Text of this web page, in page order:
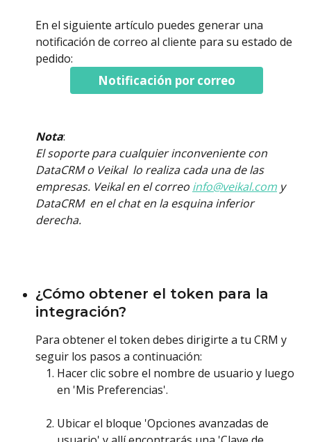
En el siguiente artículo puedes generar una
notificación de correo al cliente para su estado de
pedido:
Notificación por correo
Nota:
El soporte para cualquier inconveniente con
DataCRM o Veikal  lo realiza cada una de las
empresas. Veikal en el correo info@veikal.com y
DataCRM  en el chat en la esquina inferior
derecha.
¿Cómo obtener el token para la
integración?
Para obtener el token debes dirigirte a tu CRM y
seguir los pasos a continuación:
Hacer clic sobre el nombre de usuario y luego
en 'Mis Preferencias'.
Ubicar el bloque 'Opciones avanzadas de